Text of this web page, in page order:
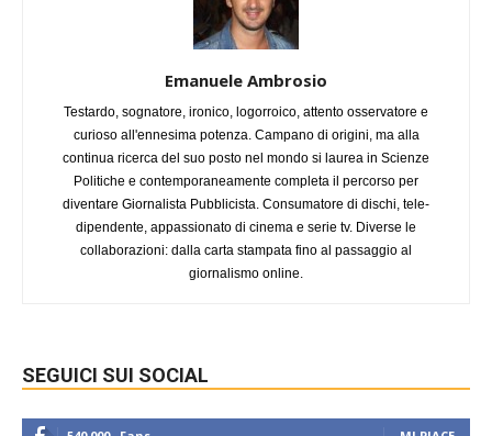
Emanuele Ambrosio
Testardo, sognatore, ironico, logorroico, attento osservatore e
curioso all'ennesima potenza. Campano di origini, ma alla
continua ricerca del suo posto nel mondo si laurea in Scienze
Politiche e contemporaneamente completa il percorso per
diventare Giornalista Pubblicista. Consumatore di dischi, tele-
dipendente, appassionato di cinema e serie tv. Diverse le
collaborazioni: dalla carta stampata fino al passaggio al
giornalismo online.
SEGUICI SUI SOCIAL